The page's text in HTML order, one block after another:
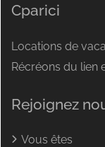
Cparici
Locations de
Récréons du lien
Rejoignez
Vous êtes